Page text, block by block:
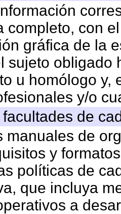
completo, con
gráfica de la
sujeto obligado
u homólogo y,
y/o
de
manuales de
y
políticas de
que incluya
a